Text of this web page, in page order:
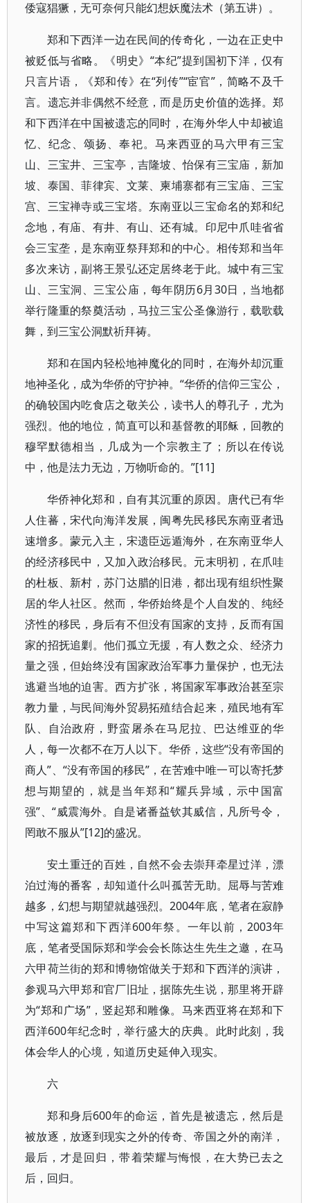
倭寇猖獗，无可奈何只能幻想妖魔法术（第五讲）。
郑和下西洋一边在民间的传奇化，一边在正史中
被贬低与省略。《明史》“本纪”提到国初下洋，仅有
只言片语，《郑和传》在“列传”“宦官”，简略不及千
言。遗忘并非偶然不经意，而是历史价值的选择。郑
和下西洋在中国被遗忘的同时，在海外华人中却被追
忆、纪念、颂扬、奉祀。马来西亚的马六甲有三宝
山、三宝井、三宝亭，吉隆坡、怡保有三宝庙，新加
坡、泰国、菲律宾、文莱、柬埔寨都有三宝庙、三宝
宫、三宝禅寺或三宝塔。东南亚以三宝命名的郑和纪
念地，有庙、有井、有山、还有城。印尼中爪哇省省
会三宝垄，是东南亚祭拜郑和的中心。相传郑和当年
多次来访，副将王景弘还定居终老于此。城中有三宝
山、三宝洞、三宝公庙，每年阴历6月30日，当地都
举行隆重的祭奠活动，马拉三宝公圣像游行，载歌载
舞，到三宝公洞默祈拜祷。
郑和在国内轻松地神魔化的同时，在海外却沉重
地神圣化，成为华侨的守护神。“华侨的信仰三宝公，
的确较国内吃食店之敬关公，读书人的尊孔子，尤为
强烈。他的地位，简直可以和基督教的耶稣，回教的
穆罕默德相当，几成为一个宗教主了；所以在传说
中，他是法力无边，万物听命的。”[11]
华侨神化郑和，自有其沉重的原因。唐代已有华
人住蕃，宋代向海洋发展，闽粤先民移民东南亚者迅
速增多。蒙元入主，宋遗臣远遁海外，在东南亚华人
的经济移民中，又加入政治移民。元末明初，在爪哇
的杜板、新村，苏门达腊的旧港，都出现有组织性聚
居的华人社区。然而，华侨始终是个人自发的、纯经
济性的移民，身后有不但没有国家的支持，反而有国
家的招抚追剿。他们孤立无援，有人数之众、经济力
量之强，但始终没有国家政治军事力量保护，也无法
逃避当地的迫害。西方扩张，将国家军事政治甚至宗
教力量，与民间海外贸易拓殖结合起来，殖民地有军
队、自治政府，野蛮屠杀在马尼拉、巴达维亚的华
人，每一次都不在万人以下。华侨，这些“没有帝国的
商人”、“没有帝国的移民”，在苦难中唯一可以寄托梦
想与期望的，就是当年郑和“耀兵异域，示中国富
强”、“威震海外。自是诸番益钦其威信，凡所号令，
罔敢不服从”[12]的盛况。
安土重迁的百姓，自然不会去崇拜牵星过洋，漂
泊过海的番客，却知道什么叫孤苦无助。屈辱与苦难
越多，幻想与期望就越强烈。2004年底，笔者在寂静
中写这篇郑和下西洋600年祭。一年以前，2003年
底，笔者受国际郑和学会会长陈达生先生之邀，在马
六甲荷兰街的郑和博物馆做关于郑和下西洋的演讲，
参观马六甲郑和官厂旧址，据陈先生说，那里将开辟
为“郑和广场”，竖起郑和雕像。马来西亚将在郑和下
西洋600年纪念时，举行盛大的庆典。此时此刻，我
体会华人的心境，知道历史延伸入现实。
六
郑和身后600年的命运，首先是被遗忘，然后是
被放逐，放逐到现实之外的传奇、帝国之外的南洋，
最后，才是回归，带着荣耀与悔恨，在大势已去之
后，回归。